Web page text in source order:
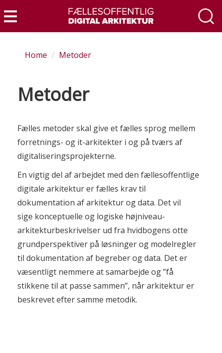
to
main
content
Menu
Home Metoder
Metoder
Fælles metoder skal give et fælles sprog mellem
forretnings- og it-arkitekter i og på tværs af
digitaliseringsprojekterne.
En vigtig del af arbejdet med den fællesoffentlige
digitale arkitektur er fælles krav til
dokumentation af arkitektur og data. Det vil
sige konceptuelle og logiske højniveau-
arkitekturbeskrivelser ud fra hvidbogens otte
grundperspektiver på løsninger og modelregler
til dokumentation af begreber og data. Det er
væsentligt nemmere at samarbejde og ”få
stikkene til at passe sammen”, når arkitektur er
beskrevet efter samme metodik.